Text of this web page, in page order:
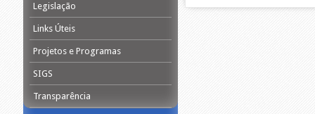
Legislação
Links Úteis
Projetos e Programas
SIGS
Transparência